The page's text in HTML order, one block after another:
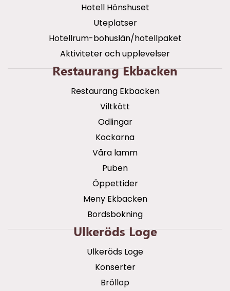
Hotell Hönshuset
Uteplatser
Hotellrum-bohuslän/hotellpaket
Aktiviteter och upplevelser
Restaurang Ekbacken
Restaurang Ekbacken
Viltkött
Odlingar
Kockarna
Våra lamm
Puben
Öppettider
Meny Ekbacken
Bordsbokning
Ulkeröds Loge
Ulkeröds Loge
Konserter
Bröllop